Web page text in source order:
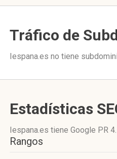
Tráfico de
Iespana.es no tiene
Estadísticas
Iespana.es tiene Google PR 4.
Rangos